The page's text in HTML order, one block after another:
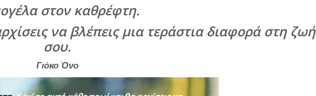
στον καθρέφτη.
να βλέπεις μια τεράστια διαφορά στη ζωή
σου.
Γιόκο Όνο